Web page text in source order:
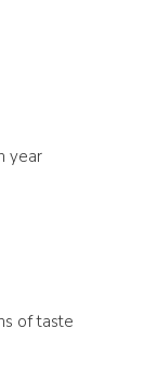
year
of taste